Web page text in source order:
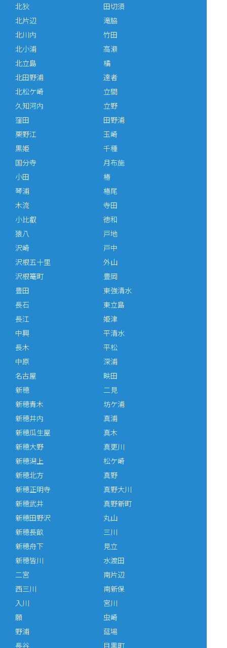
北狄
北片辺
北川内
北小浦
北立島
北田野浦
北松ケ崎
久知河内
窪田
栗野江
黒姫
国分寺
小田
琴浦
木流
小比叡
猿八
沢崎
沢根五十里
沢根篭町
田切須
滝脇
竹田
高瀬
橘
達者
立間
立野
田野浦
玉崎
千種
月布施
椿
椿尾
寺田
徳和
戸地
戸中
外山
豊岡
豊田
長石
長江
中興
長木
中原
名古屋
新穂
新穂青木
新穂井内
新穂瓜生屋
新穂大野
新穂潟上
新穂北方
新穂正明寺
新穂武井
新穂田野沢
新穂長畝
新穂舟下
新穂皆川
二宮
西三川
入川
願
野浦
長谷
東強清水
東立島
姫津
平清水
平松
深浦
畉田
二見
坊ケ浦
真浦
真木
真更川
松ケ崎
真野
真野大川
真野新町
丸山
三川
見立
水渡田
南片辺
南新保
宮川
虫崎
莚場
目黒町